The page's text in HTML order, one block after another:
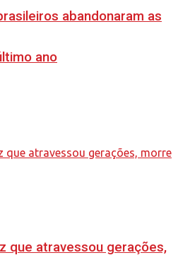
abandonaram as
ano
que atravessou gerações,